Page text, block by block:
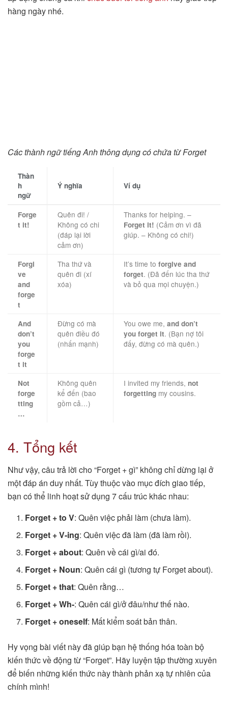
hàng ngày nhé.
Các thành ngữ tiếng Anh thông dụng có chứa từ Forget
Thàn
h
ngữ
Ý nghĩa Ví dụ
Forge
t it!
Quên đi! /
Không có chi
(đáp lại lời
cảm ơn)
Thanks for helping. –
Forget it! (Cảm ơn vì đã
giúp. – Không có chi!)
Forgi
ve
and
forge
t
Tha thứ và
quên đi (xí
xóa)
It’s time to forgive and
forget. (Đã đến lúc tha thứ
và bỏ qua mọi chuyện.)
And
don’t
you
forge
t it
Đừng có mà
quên điều đó
(nhấn mạnh)
You owe me, and don’t
you forget it. (Bạn nợ tôi
đấy, đừng có mà quên.)
Not
forge
tting
…
Không quên
kể đến (bao
gồm cả…)
I invited my friends, not
forgetting my cousins.
4. Tổng kết
Như vậy, câu trả lời cho “Forget + gì” không chỉ dừng lại ở
một đáp án duy nhất. Tùy thuộc vào mục đích giao tiếp,
bạn có thể linh hoạt sử dụng 7 cấu trúc khác nhau:
Forget + to V: Quên việc phải làm (chưa làm).
Forget + V-ing: Quên việc đã làm (đã làm rồi).
Forget + about: Quên về cái gì/ai đó.
Forget + Noun: Quên cái gì (tương tự Forget about).
Forget + that: Quên rằng…
Forget + Wh-: Quên cái gì/ở đâu/như thế nào.
Forget + oneself: Mất kiểm soát bản thân.
Hy vọng bài viết này đã giúp bạn hệ thống hóa toàn bộ
kiến thức về động từ “Forget”. Hãy luyện tập thường xuyên
để biến những kiến thức này thành phản xạ tự nhiên của
chính mình!